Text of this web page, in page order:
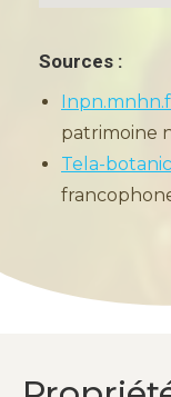
Sources :
patrimoine
Tela-